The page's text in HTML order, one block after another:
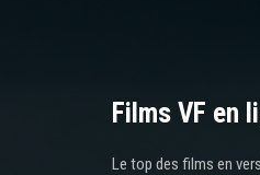
Films VF en
Le top des films en